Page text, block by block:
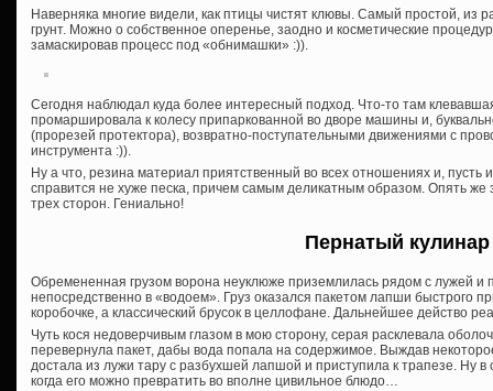
Наверняка многие видели, как птицы чистят клювы. Самый простой, из
грунт. Можно о собственное оперенье, заодно и косметические
замаскировав процесс под «обнимашки» :)).
Сегодня наблюдал куда более интересный подход. Что-то там
промаршировала к колесу припаркованной во дворе машины и,
(прорезей протектора), возвратно-поступательными движениями с
инструмента :)).
Ну а что, резина материал приятственный во всех отношениях и, пусть
справится не хуже песка, причем самым деликатным образом. Опять же
трех сторон. Гениально!
Пернатый кулинар
Обремененная грузом ворона неуклюже приземлилась рядом с лужей и
непосредственно в «водоем». Груз оказался пакетом лапши быстрого
коробочке, а классический брусок в целлофане. Дальнейшее действо
Чуть кося недоверчивым глазом в мою сторону, серая расклевала
перевернула пакет, дабы вода попала на содержимое. Выждав
достала из лужи тару с разбухшей лапшой и приступила к трапезе. Ну
когда его можно превратить во вполне цивильное блюдо…